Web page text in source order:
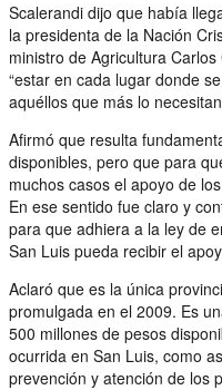
Scalerandi dijo que había
la presidenta de la Nación
ministro de Agricultura
“estar en cada lugar donde
aquéllos que más lo
Afirmó que resulta
disponibles, pero que para
muchos casos el apoyo de
En ese sentido fue claro y
para que adhiera a la ley de
San Luis pueda recibir el
Aclaró que es la única
promulgada en el 2009. Es
500 millones de pesos
ocurrida en San Luis, como
prevención y atención de los